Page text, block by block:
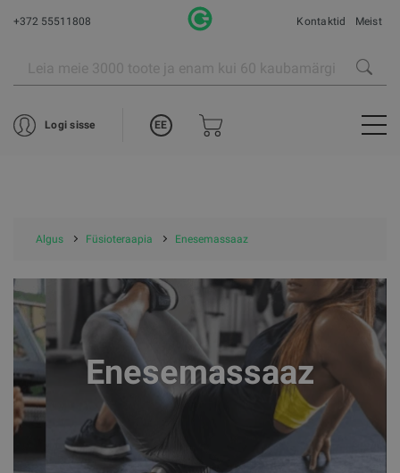
+372 55511808 Kontaktid Meist
Logi sisse EE
Algus Füsioteraapia Enesemassaaz
Enesemassaaz